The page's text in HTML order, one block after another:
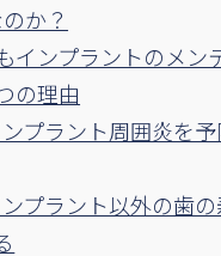
か？
インプラントのメン
の理由
プラント周囲炎を
プラント以外の歯